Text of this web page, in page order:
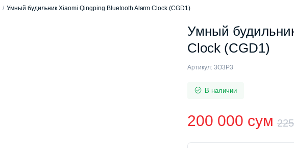
Умный будильник Xiaomi Qingping Bluetooth Alarm Clock (CGD1)
Умный
Clock (CGD1)
Артикул: 3O3P3
В наличии
200 000 сум